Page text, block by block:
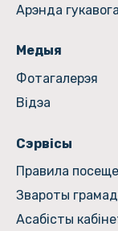
Арэнда
Медыя
Фотагалерэя
Відэа
Сэрвісы
Правила
Звароты
Асабісты